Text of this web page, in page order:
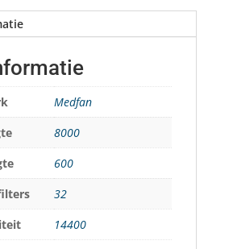
Medfan
8000
600
32
14400